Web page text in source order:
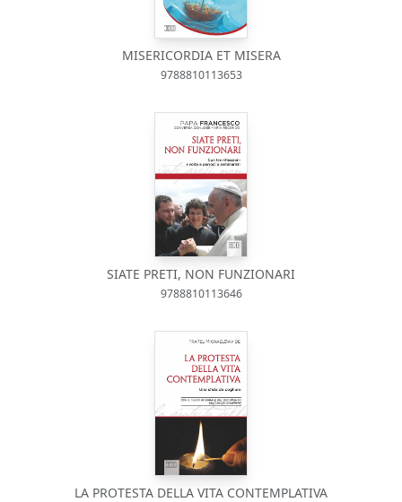
MISERICORDIA ET MISERA
9788810113653
SIATE PRETI, NON FUNZIONARI
9788810113646
LA PROTESTA DELLA VITA CONTEMPLATIVA